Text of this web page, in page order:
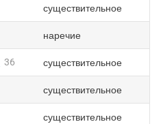
существительное
наречие
36 существительное
существительное
существительное